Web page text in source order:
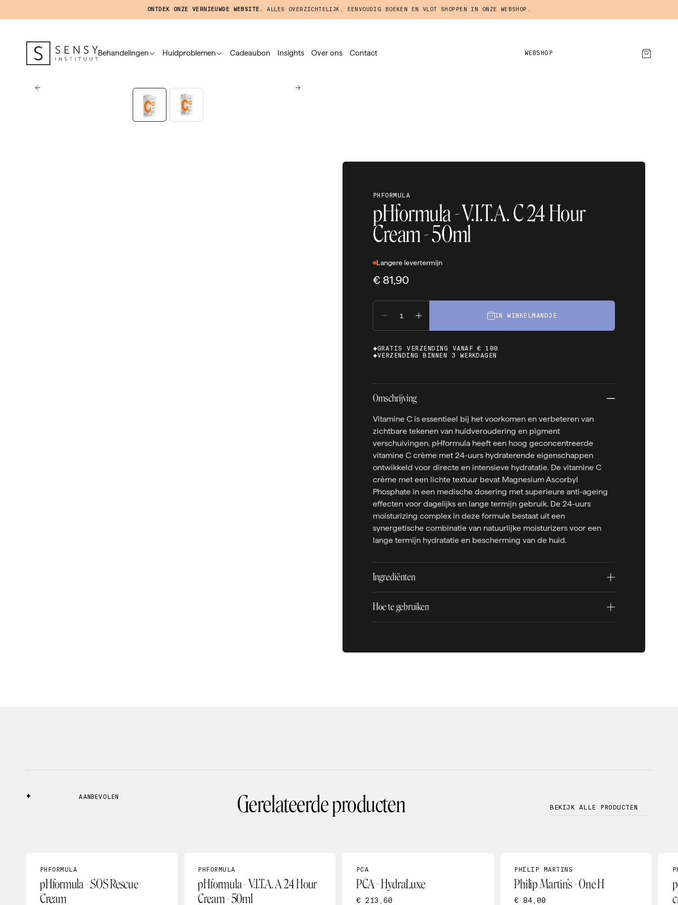
ONTDEK ONZE VERNIEUWDE WEBSITE. ALLES OVERZICHTELIJK, EENVOUDIG BOEKEN EN VLOT SHOPPEN IN ONZE WEBSHOP.
Behandelingen Huidproblemen Cadeaubon Insights Over ons Contact WEBSHOP
PHFORMULA
pHformula - V.I.T.A. C 24 Hour
Cream - 50ml
Langere levertermijn
€ 81,90
IN WINKELMANDJE
GRATIS VERZENDING VANAF € 100
VERZENDING BINNEN 3 WERKDAGEN
Omschrijving
Vitamine C is essentieel bij het voorkomen en verbeteren van
zichtbare tekenen van huidveroudering en pigment
verschuivingen. pHformula heeft een hoog geconcentreerde
vitamine C crème met 24-uurs hydraterende eigenschappen
ontwikkeld voor directe en intensieve hydratatie. De vitamine C
crème met een lichte textuur bevat Magnesium Ascorbyl
Phosphate in een medische dosering met superieure anti-ageing
effecten voor dagelijks en lange termijn gebruik. De 24-uurs
moisturizing complex in deze formule bestaat uit een
synergetische combinatie van natuurlijke moisturizers voor een
lange termijn hydratatie en bescherming van de huid.
Ingrediënten
Hoe te gebruiken
AANBEVOLEN Gerelateerde producten BEKIJK ALLE PRODUCTEN
PHFORMULA
pHformula - SOS Rescue
Cream
PHFORMULA
pHformula - V.I.T.A. A 24 Hour
Cream - 50ml
PCA
PCA - HydraLuxe
€ 213,60
PHILIP MARTINS
Philip Martin’s - One H
€ 84,00